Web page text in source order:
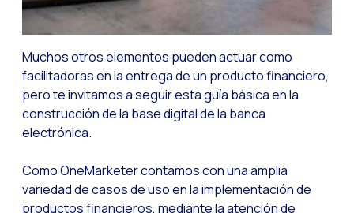
¡Prueba Gratuita!
Muchos otros elementos pueden actuar como
facilitadoras en la entrega de un producto financiero,
pero te invitamos a seguir esta guía básica en la
construcción de la base digital de la banca
electrónica.
Como OneMarketer contamos con una amplia
variedad de casos de uso en la implementación de
productos financieros, mediante la atención de